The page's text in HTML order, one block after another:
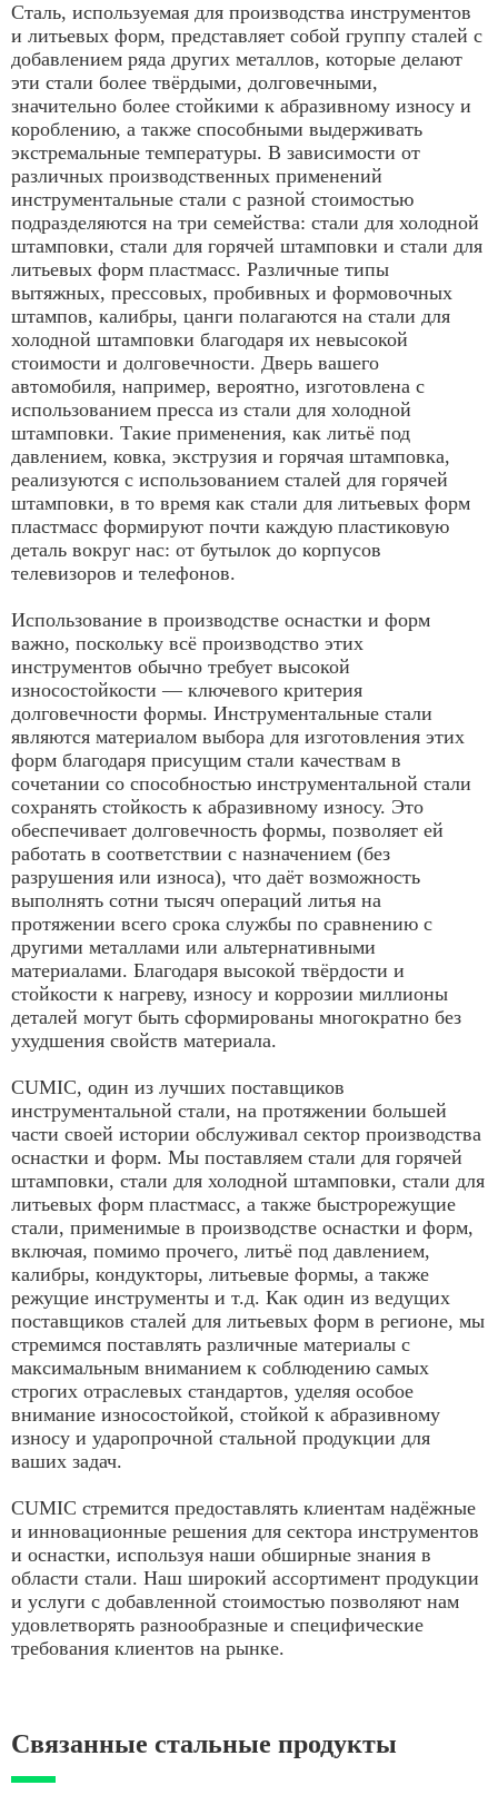
Сталь, используемая для производства инструментов
и литьевых форм, представляет собой группу сталей с
добавлением ряда других металлов, которые делают
эти стали более твёрдыми, долговечными,
значительно более стойкими к абразивному износу и
короблению, а также способными выдерживать
экстремальные температуры. В зависимости от
различных производственных применений
инструментальные стали с разной стоимостью
подразделяются на три семейства: стали для холодной
штамповки, стали для горячей штамповки и стали для
литьевых форм пластмасс. Различные типы
вытяжных, прессовых, пробивных и формовочных
штампов, калибры, цанги полагаются на стали для
холодной штамповки благодаря их невысокой
стоимости и долговечности. Дверь вашего
автомобиля, например, вероятно, изготовлена с
использованием пресса из стали для холодной
штамповки. Такие применения, как литьё под
давлением, ковка, экструзия и горячая штамповка,
реализуются с использованием сталей для горячей
штамповки, в то время как стали для литьевых форм
пластмасс формируют почти каждую пластиковую
деталь вокруг нас: от бутылок до корпусов
телевизоров и телефонов.
Использование в производстве оснастки и форм
важно, поскольку всё производство этих
инструментов обычно требует высокой
износостойкости — ключевого критерия
долговечности формы. Инструментальные стали
являются материалом выбора для изготовления этих
форм благодаря присущим стали качествам в
сочетании со способностью инструментальной стали
сохранять стойкость к абразивному износу. Это
обеспечивает долговечность формы, позволяет ей
работать в соответствии с назначением (без
разрушения или износа), что даёт возможность
выполнять сотни тысяч операций литья на
протяжении всего срока службы по сравнению с
другими металлами или альтернативными
материалами. Благодаря высокой твёрдости и
стойкости к нагреву, износу и коррозии миллионы
деталей могут быть сформированы многократно без
ухудшения свойств материала.
CUMIC, один из лучших поставщиков
инструментальной стали, на протяжении большей
части своей истории обслуживал сектор производства
оснастки и форм. Мы поставляем стали для горячей
штамповки, стали для холодной штамповки, стали для
литьевых форм пластмасс, а также быстрорежущие
стали, применимые в производстве оснастки и форм,
включая, помимо прочего, литьё под давлением,
калибры, кондукторы, литьевые формы, а также
режущие инструменты и т.д. Как один из ведущих
поставщиков сталей для литьевых форм в регионе, мы
стремимся поставлять различные материалы с
максимальным вниманием к соблюдению самых
строгих отраслевых стандартов, уделяя особое
внимание износостойкой, стойкой к абразивному
износу и ударопрочной стальной продукции для
ваших задач.
CUMIC стремится предоставлять клиентам надёжные
и инновационные решения для сектора инструментов
и оснастки, используя наши обширные знания в
области стали. Наш широкий ассортимент продукции
и услуги с добавленной стоимостью позволяют нам
удовлетворять разнообразные и специфические
требования клиентов на рынке.
Связанные стальные продукты